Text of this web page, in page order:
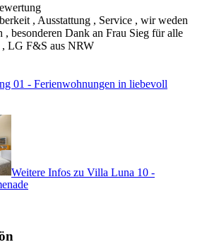
, Ausstattung , Service , wir weden
, besonderen Dank an Frau Sieg für alle
LG F&S aus NRW
01 - Ferienwohnungen in liebevoll
Weitere Infos zu Villa Luna 10 -